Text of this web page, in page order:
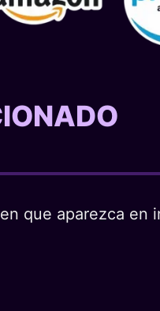
que aparezca en